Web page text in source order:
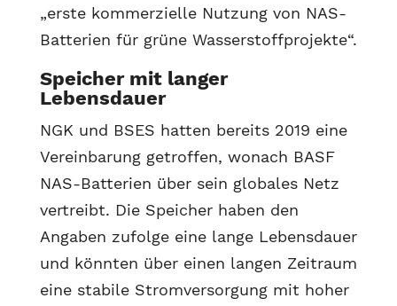
„erste kommerzielle Nutzung von NAS-
Batterien für grüne Wasserstoffprojekte“.
Speicher mit langer
Lebensdauer
NGK und BSES hatten bereits 2019 eine
Vereinbarung getroffen, wonach BASF
NAS-Batterien über sein globales Netz
vertreibt. Die Speicher haben den
Angaben zufolge eine lange Lebensdauer
und könnten über einen langen Zeitraum
eine stabile Stromversorgung mit hoher